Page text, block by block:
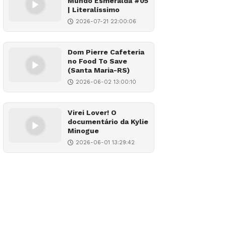
| Literalíssimo
2026-07-21 22:00:06
Dom Pierre Cafeteria
no Food To Save
(Santa Maria-RS)
2026-06-02 13:00:10
Virei Lover! O
documentário da Kylie
Minogue
2026-06-01 13:29:42